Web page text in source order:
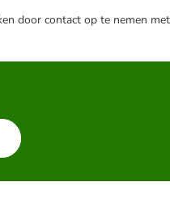
door contact op te nemen met